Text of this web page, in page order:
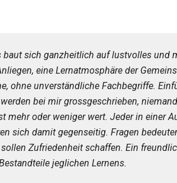
sich ganzheitlich auf lustvolles und
eine Lernatmosphäre der
ohne unverständliche Fachbegriffe.
bei mir grossgeschrieben,
mehr oder weniger wert. Jeder in einer
sich damit gegenseitig. Fragen
Zufriedenheit schaffen. Ein
jeglichen Lernens.